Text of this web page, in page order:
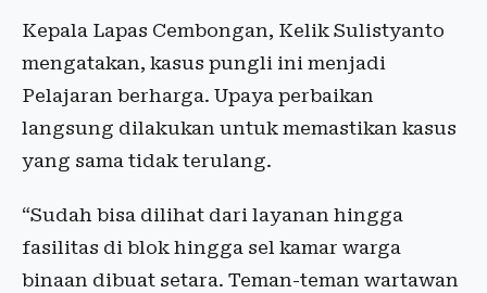
Kepala Lapas Cembongan, Kelik Sulistyanto
mengatakan, kasus pungli ini menjadi
Pelajaran berharga. Upaya perbaikan
langsung dilakukan untuk memastikan kasus
yang sama tidak terulang.
“Sudah bisa dilihat dari layanan hingga
fasilitas di blok hingga sel kamar warga
binaan dibuat setara. Teman-teman wartawan